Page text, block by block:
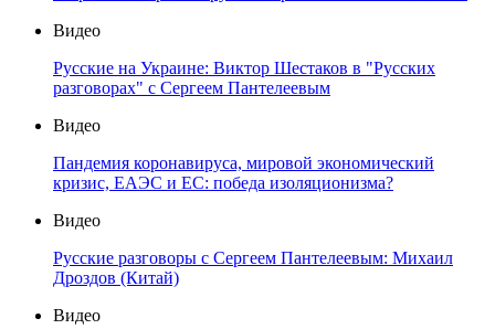
Видео
Русские на Украине: Виктор Шестаков в "Русских
разговорах" с Сергеем Пантелеевым
Видео
Пандемия коронавируса, мировой экономический
кризис, ЕАЭС и ЕС: победа изоляционизма?
Видео
Русские разговоры с Сергеем Пантелеевым: Михаил
Дроздов (Китай)
Видео